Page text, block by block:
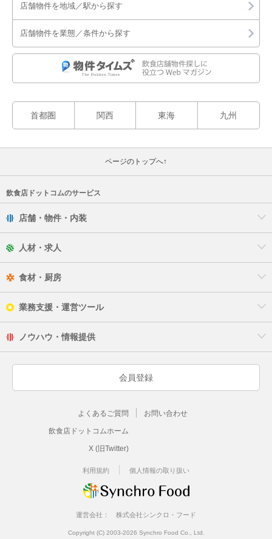
店舗物件を地域／駅から探す
店舗物件を業態／条件から探す
首都圏 関西 東海 九州
ページのトップへ↑
飲食店ドットコムのサービス
店舗・物件・内装
人材・求人
食材・厨房
業務支援・運営ツール
ノウハウ・情報提供
会員登録
よくあるご質問 お問い合わせ
飲食店ドットコムホーム
X (旧Twitter)
利用規約 個人情報の取り扱い
運営会社： 株式会社シンクロ・フード
Copyright (C) 2003-2026 Synchro Food Co., Ltd.